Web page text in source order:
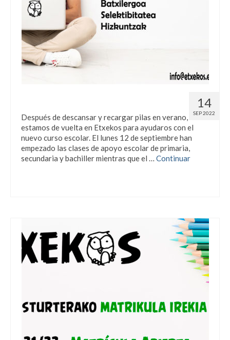
14
SEP 2022
Después de descansar y recargar pilas en verano,
estamos de vuelta en Etxekos para ayudaros con el
nuevo curso escolar. El lunes 12 de septiembre han
empezado las clases de apoyo escolar de primaria,
secundaria y bachiller mientras que el … Continuar